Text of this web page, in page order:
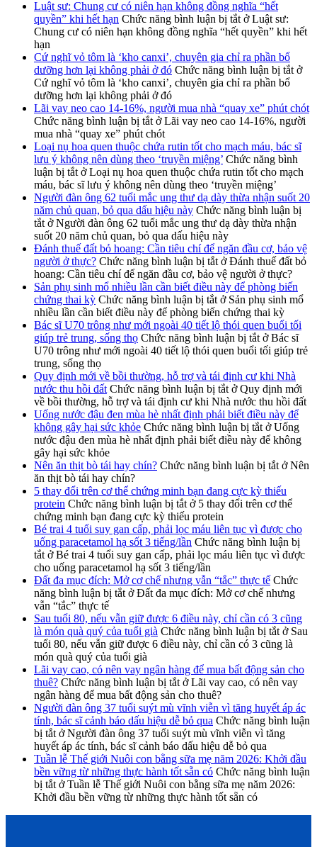
Luật sư: Chung cư có niên hạn không đồng nghĩa “hết
quyền” khi hết hạn Chức năng bình luận bị tắt ở Luật sư:
Chung cư có niên hạn không đồng nghĩa “hết quyền” khi hết
hạn
Cứ nghĩ vỏ tôm là ‘kho canxi’, chuyên gia chỉ ra phần bổ
dưỡng hơn lại không phải ở đó Chức năng bình luận bị tắt ở
Cứ nghĩ vỏ tôm là ‘kho canxi’, chuyên gia chỉ ra phần bổ
dưỡng hơn lại không phải ở đó
Lãi vay neo cao 14-16%, người mua nhà “quay xe” phút chót
Chức năng bình luận bị tắt ở Lãi vay neo cao 14-16%, người
mua nhà “quay xe” phút chót
Loại nụ hoa quen thuộc chứa rutin tốt cho mạch máu, bác sĩ
lưu ý không nên dùng theo ‘truyền miệng’ Chức năng bình
luận bị tắt ở Loại nụ hoa quen thuộc chứa rutin tốt cho mạch
máu, bác sĩ lưu ý không nên dùng theo ‘truyền miệng’
Người đàn ông 62 tuổi mắc ung thư dạ dày thừa nhận suốt 20
năm chủ quan, bỏ qua dấu hiệu này Chức năng bình luận bị
tắt ở Người đàn ông 62 tuổi mắc ung thư dạ dày thừa nhận
suốt 20 năm chủ quan, bỏ qua dấu hiệu này
Đánh thuế đất bỏ hoang: Cần tiêu chí để ngăn đầu cơ, bảo vệ
người ở thực? Chức năng bình luận bị tắt ở Đánh thuế đất bỏ
hoang: Cần tiêu chí để ngăn đầu cơ, bảo vệ người ở thực?
Sản phụ sinh mổ nhiều lần cần biết điều này để phòng biến
chứng thai kỳ Chức năng bình luận bị tắt ở Sản phụ sinh mổ
nhiều lần cần biết điều này để phòng biến chứng thai kỳ
Bác sĩ U70 trông như mới ngoài 40 tiết lộ thói quen buổi tối
giúp trẻ trung, sống thọ Chức năng bình luận bị tắt ở Bác sĩ
U70 trông như mới ngoài 40 tiết lộ thói quen buổi tối giúp trẻ
trung, sống thọ
Quy định mới về bồi thường, hỗ trợ và tái định cư khi Nhà
nước thu hồi đất Chức năng bình luận bị tắt ở Quy định mới
về bồi thường, hỗ trợ và tái định cư khi Nhà nước thu hồi đất
Uống nước đậu đen mùa hè nhất định phải biết điều này để
không gây hại sức khỏe Chức năng bình luận bị tắt ở Uống
nước đậu đen mùa hè nhất định phải biết điều này để không
gây hại sức khỏe
Nên ăn thịt bò tái hay chín? Chức năng bình luận bị tắt ở Nên
ăn thịt bò tái hay chín?
5 thay đổi trên cơ thể chứng minh bạn đang cực kỳ thiếu
protein Chức năng bình luận bị tắt ở 5 thay đổi trên cơ thể
chứng minh bạn đang cực kỳ thiếu protein
Bé trai 4 tuổi suy gan cấp, phải lọc máu liên tục vì được cho
uống paracetamol hạ sốt 3 tiếng/lần Chức năng bình luận bị
tắt ở Bé trai 4 tuổi suy gan cấp, phải lọc máu liên tục vì được
cho uống paracetamol hạ sốt 3 tiếng/lần
Đất đa mục đích: Mở cơ chế nhưng vẫn “tắc” thực tế Chức
năng bình luận bị tắt ở Đất đa mục đích: Mở cơ chế nhưng
vẫn “tắc” thực tế
Sau tuổi 80, nếu vẫn giữ được 6 điều này, chỉ cần có 3 cũng
là món quà quý của tuổi già Chức năng bình luận bị tắt ở Sau
tuổi 80, nếu vẫn giữ được 6 điều này, chỉ cần có 3 cũng là
món quà quý của tuổi già
Lãi vay cao, có nên vay ngân hàng để mua bất động sản cho
thuê? Chức năng bình luận bị tắt ở Lãi vay cao, có nên vay
ngân hàng để mua bất động sản cho thuê?
Người đàn ông 37 tuổi suýt mù vĩnh viễn vì tăng huyết áp ác
tính, bác sĩ cảnh báo dấu hiệu dễ bỏ qua Chức năng bình luận
bị tắt ở Người đàn ông 37 tuổi suýt mù vĩnh viễn vì tăng
huyết áp ác tính, bác sĩ cảnh báo dấu hiệu dễ bỏ qua
Tuần lễ Thế giới Nuôi con bằng sữa mẹ năm 2026: Khởi đầu
bền vững từ những thực hành tốt sẵn có Chức năng bình luận
bị tắt ở Tuần lễ Thế giới Nuôi con bằng sữa mẹ năm 2026:
Khởi đầu bền vững từ những thực hành tốt sẵn có